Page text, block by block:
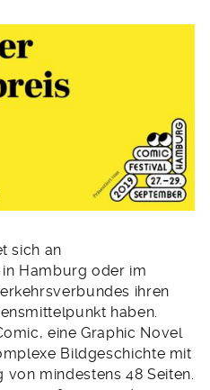
sich an
Hamburg oder im
ihren
haben.
eine Graphic Novel
Bildgeschichte mit
mindestens 48 Seiten.